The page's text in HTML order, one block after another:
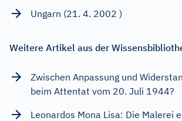
Ungarn (21. 4. 2002 )
Weitere Artikel aus der
Zwischen Anpassung und
beim Attentat vom 20. Juli 1944?
Leonardos Mona Lisa: Die Malerei